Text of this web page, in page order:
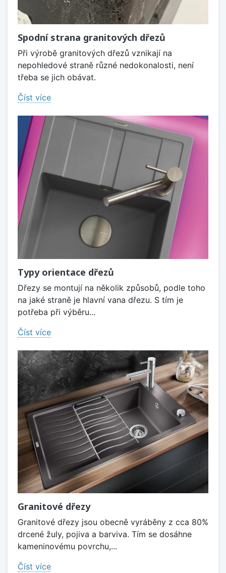
Spodní strana granitových dřezů
Při výrobě granitových dřezů vznikají na
nepohledové straně různé nedokonalosti, není
třeba se jich obávat.
Číst více
Typy orientace dřezů
Dřezy se montují na několik způsobů, podle toho
na jaké straně je hlavní vana dřezu. S tím je
potřeba při výběru...
Číst více
Granitové dřezy
Granitové dřezy jsou obecně vyráběny z cca 80%
drcené žuly, pojiva a barviva. Tím se dosáhne
kameninovému povrchu,...
Číst více